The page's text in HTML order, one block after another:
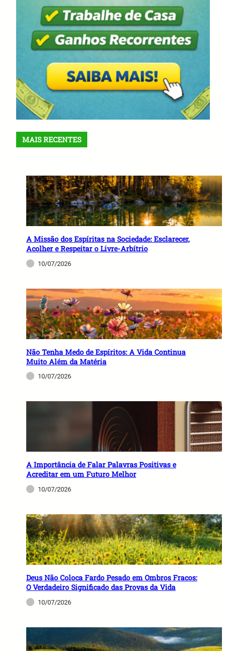
MAIS RECENTES
A Missão dos Espíritas na Sociedade: Esclarecer,
Acolher e Respeitar o Livre-Arbítrio
10/07/2026
Não Tenha Medo de Espíritos: A Vida Continua
Muito Além da Matéria
10/07/2026
A Importância de Falar Palavras Positivas e
Acreditar em um Futuro Melhor
10/07/2026
Deus Não Coloca Fardo Pesado em Ombros Fracos:
O Verdadeiro Significado das Provas da Vida
10/07/2026